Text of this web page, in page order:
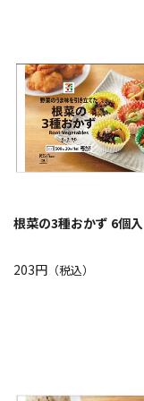
根菜の3種おかず 6個入
203円 （税込）